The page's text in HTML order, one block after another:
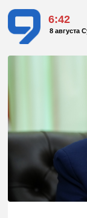
6:42
8 августа